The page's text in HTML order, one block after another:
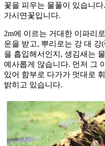
꽃을 피우는 물풀이 있습니
가시연꽃입니다.
2m에 이르는 거대한 이파리
운을 받고, 뿌리로는 강 대
을 흡입해서인지, 생김새는
예사롭게 않습니다. 먼저 그
있어 함부로 다가가 멋대로
밝히고 있습니다.